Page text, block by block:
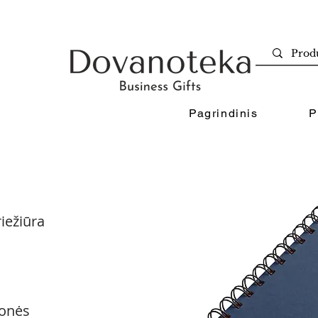
Pagrindinis